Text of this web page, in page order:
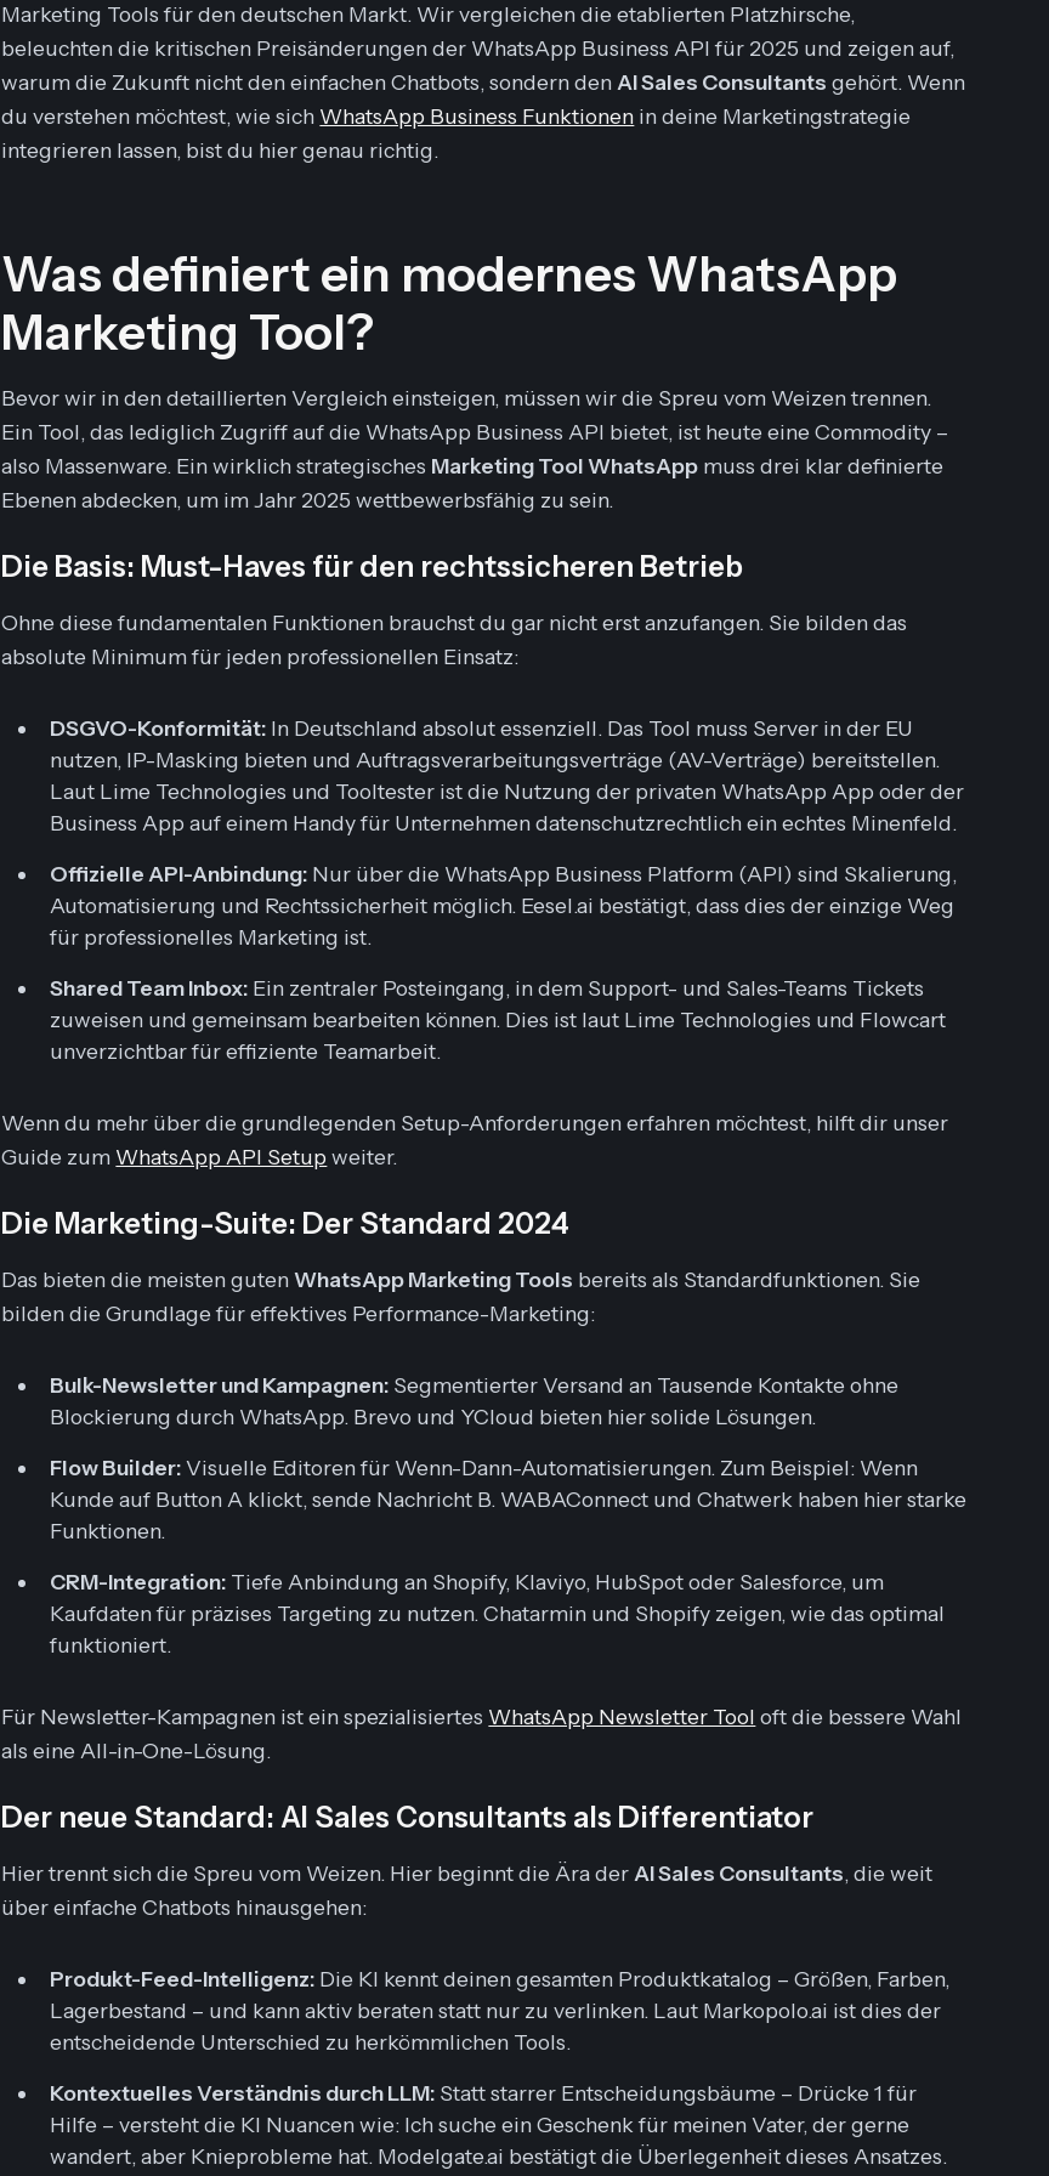
Marketing Tools für den deutschen Markt. Wir vergleichen die etablierten Platzhirsche,
beleuchten die kritischen Preisänderungen der WhatsApp Business API für 2025 und zeigen auf,
warum die Zukunft nicht den einfachen Chatbots, sondern den AI Sales Consultants gehört. Wenn
du verstehen möchtest, wie sich WhatsApp Business Funktionen in deine Marketingstrategie
integrieren lassen, bist du hier genau richtig.
Was definiert ein modernes WhatsApp
Marketing Tool?
Bevor wir in den detaillierten Vergleich einsteigen, müssen wir die Spreu vom Weizen trennen.
Ein Tool, das lediglich Zugriff auf die WhatsApp Business API bietet, ist heute eine Commodity –
also Massenware. Ein wirklichstrategisches Marketing Tool WhatsApp muss drei klar definierte
Ebenen abdecken, um im Jahr 2025 wettbewerbsfähig zu sein.
Die Basis: Must-Haves für den rechtssicheren Betrieb
Ohne diese fundamentalen Funktionen brauchst du gar nicht erst anzufangen. Sie bilden das
absolute Minimum für jeden professionellen Einsatz:
DSGVO-Konformität: In Deutschland absolut essenziell. Das Tool muss Server in der EU
nutzen, IP-Masking bieten und Auftragsverarbeitungsverträge (AV-Verträge) bereitstellen.
Laut Lime Technologies und Tooltester ist die Nutzung der privaten WhatsApp App oder der
Business App auf einem Handy für Unternehmen datenschutzrechtlich ein echtes Minenfeld.
Offizielle API-Anbindung: Nur über die WhatsApp Business Platform (API) sind Skalierung,
Automatisierung und Rechtssicherheit möglich. Eesel.ai bestätigt, dass dies der einzige Weg
für professionelles Marketing ist.
Shared Team Inbox: Ein zentraler Posteingang, in dem Support- und Sales-Teams Tickets
zuweisen und gemeinsam bearbeiten können. Dies ist laut Lime Technologies und Flowcart
unverzichtbar für effiziente Teamarbeit.
Wenn du mehr über die grundlegenden Setup-Anforderungen erfahren möchtest, hilft dir unser
Guide zum WhatsApp API Setup weiter.
Die Marketing-Suite: Der Standard 2024
Das bieten die meisten gutenWhatsApp Marketing Tools bereits als Standardfunktionen. Sie
bilden die Grundlage für effektives Performance-Marketing:
Bulk-Newsletter und Kampagnen: Segmentierter Versand an Tausende Kontakte ohne
Blockierung durch WhatsApp. Brevo und YCloud bieten hier solide Lösungen.
Flow Builder:Visuelle Editoren für Wenn-Dann-Automatisierungen. Zum Beispiel: Wenn
Kunde auf Button A klickt, sende Nachricht B. WABAConnect und Chatwerk haben hier starke
Funktionen.
CRM-Integration: Tiefe Anbindung an Shopify, Klaviyo, HubSpot oder Salesforce, um
Kaufdaten für präzises Targeting zu nutzen. Chatarmin und Shopify zeigen, wie das optimal
funktioniert.
Für Newsletter-Kampagnen ist ein spezialisiertes WhatsApp Newsletter Tool oft die bessere Wahl
als eine All-in-One-Lösung.
Der neue Standard: AI Sales Consultants als Differentiator
Hier trennt sich die Spreu vom Weizen. Hier beginnt die Ära der AI Sales Consultants, die weit
über einfache Chatbots hinausgehen:
Produkt-Feed-Intelligenz: Die KI kennt deinen gesamten Produktkatalog – Größen, Farben,
Lagerbestand – und kann aktiv beratenstatt nur zu verlinken. Laut Markopolo.ai ist dies der
entscheidende Unterschied zu herkömmlichen Tools.
Kontextuelles Verständnis durch LLM: Statt starrer Entscheidungsbäume – Drücke 1 für
Hilfe – versteht die KI Nuancen wie: Ich suche ein Geschenk für meinen Vater, der gerne
wandert, aber Knieprobleme hat. Modelgate.ai bestätigt die Überlegenheit dieses Ansatzes.